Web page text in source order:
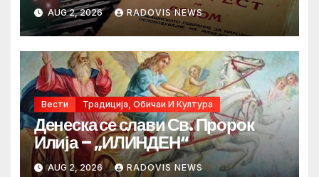
AUG 2, 2026 RADOVIS NEWS
Вести Традиција, Обичаи И Култура
Денеска се слави Св. Пророк
Илија – „ИЛИНДЕН“
AUG 2, 2026 RADOVIS NEWS